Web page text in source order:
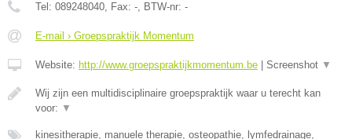
Tel: 089248040, Fax: -, BTW-nr: -
E-mail › Groepspraktijk Momentum
Website: http://www.groepspraktijkmomentum.be Screenshot ▼
Wij zijn een multidisciplinaire groepspraktijk waar u terecht kan
voor: ▼
kinesitherapie, manuele therapie, osteopathie, lymfedrainage,